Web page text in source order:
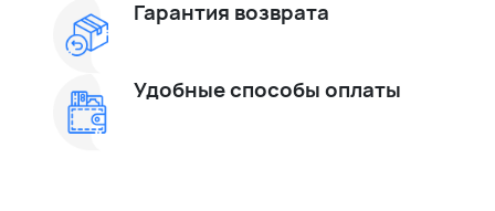
Гарантия возврата
Удобные способы оплаты